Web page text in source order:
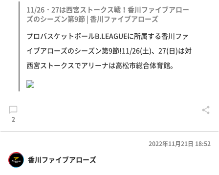
11/26・27は西宮ストークス戦！香川ファイブアロー
ズのシーズン第9節 | 香川ファイブアローズ
プロバスケットボールB.LEAGUEに所属する香川ファ
イブアローズのシーズン第9節!11/26(土)、27(日)は対
西宮ストークスでアリーナは高松市総合体育館。
2
香川ファイブアローズ
2022年11月21日 18:52